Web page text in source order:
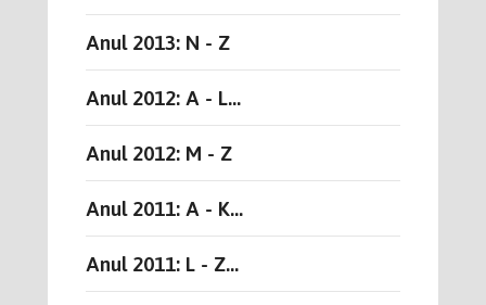
Anul 2013: N - Z
Anul 2012: A - L...
Anul 2012: M - Z
Anul 2011: A - K...
Anul 2011: L - Z...